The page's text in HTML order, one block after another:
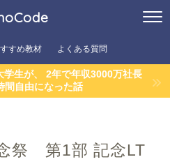
すめ教材 よくある質問
学生が、 2年で年収3000万社長
間自由になった話
祭 第1部 記念LT